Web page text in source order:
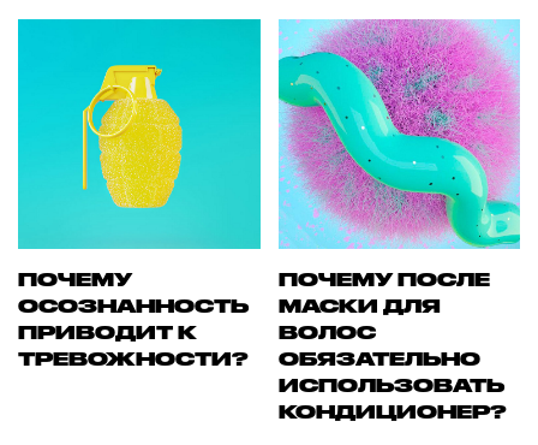
ПОЧЕМУ
ОСОЗНАННОСТЬ
ПРИВОДИТ К
ТРЕВОЖНОСТИ?
ПОЧЕМУ ПОСЛЕ
МАСКИ ДЛЯ
ВОЛОС
ОБЯЗАТЕЛЬНО
ИСПОЛЬЗОВАТЬ
КОНДИЦИОНЕР?